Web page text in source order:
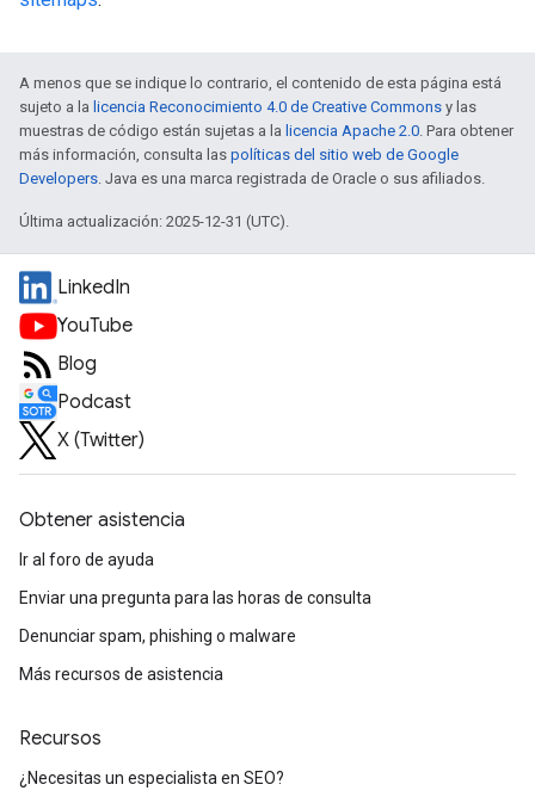
A menos que se indique lo contrario, el contenido de esta página está
sujeto a la licencia Reconocimiento 4.0 de Creative Commons y las
muestras de código están sujetas a la licencia Apache 2.0. Para obtener
más información, consulta las políticas del sitio web de Google
Developers. Java es una marca registrada de Oracle o sus afiliados.
Última actualización: 2025-12-31 (UTC).
LinkedIn
YouTube
Blog
Podcast
X (Twitter)
Obtener asistencia
Ir al foro de ayuda
Enviar una pregunta para las horas de consulta
Denunciar spam, phishing o malware
Más recursos de asistencia
Recursos
¿Necesitas un especialista en SEO?